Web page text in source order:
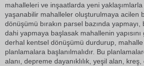
mahalleleri ve inşaatlarda yeni
yaşanabilir mahalleler oluşturulmaya acilen
dönüşümü bırakın parsel bazında yapmayı,
dahi yapmaya başlasak mahallenin
derhal kentsel dönüşümü durdurup, mahalle
planlamalara başlanılmalıdır. Bu
alanı, depreme dayanıklılık, yeşil alan,